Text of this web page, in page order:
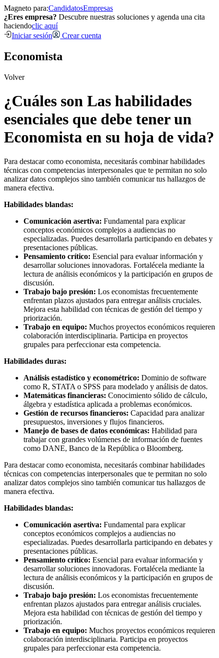
Magneto para:CandidatosEmpresas
¿Eres empresa? Descubre nuestras soluciones y agenda una cita
haciendoclic aquí
Iniciar sesión
Crear cuenta
Economista
Volver
¿Cuáles son Las habilidades
esenciales que debe tener un
Economista en su hoja de vida?
Para destacar como economista, necesitarás combinar habilidades
técnicas con competencias interpersonales que te permitan no solo
analizar datos complejos sino también comunicar tus hallazgos de
manera efectiva.
Habilidades blandas:
Comunicación asertiva: Fundamental para explicar
conceptos económicos complejos a audiencias no
especializadas. Puedes desarrollarla participando en debates y
presentaciones públicas.
Pensamiento crítico: Esencial para evaluar información y
desarrollar soluciones innovadoras. Fortalécela mediante la
lectura de análisis económicos y la participación en grupos de
discusión.
Trabajo bajo presión: Los economistas frecuentemente
enfrentan plazos ajustados para entregar análisis cruciales.
Mejora esta habilidad con técnicas de gestión del tiempo y
priorización.
Trabajo en equipo: Muchos proyectos económicos requieren
colaboración interdisciplinaria. Participa en proyectos
grupales para perfeccionar esta competencia.
Habilidades duras:
Análisis estadístico y econométrico: Dominio de software
como R, STATA o SPSS para modelado y análisis de datos.
Matemáticas financieras: Conocimiento sólido de cálculo,
álgebra y estadística aplicada a problemas económicos.
Gestión de recursos financieros: Capacidad para analizar
presupuestos, inversiones y flujos financieros.
Manejo de bases de datos económicas: Habilidad para
trabajar con grandes volúmenes de información de fuentes
como DANE, Banco de la República o Bloomberg.
Para destacar como economista, necesitarás combinar habilidades
técnicas con competencias interpersonales que te permitan no solo
analizar datos complejos sino también comunicar tus hallazgos de
manera efectiva.
Habilidades blandas:
Comunicación asertiva: Fundamental para explicar
conceptos económicos complejos a audiencias no
especializadas. Puedes desarrollarla participando en debates y
presentaciones públicas.
Pensamiento crítico: Esencial para evaluar información y
desarrollar soluciones innovadoras. Fortalécela mediante la
lectura de análisis económicos y la participación en grupos de
discusión.
Trabajo bajo presión: Los economistas frecuentemente
enfrentan plazos ajustados para entregar análisis cruciales.
Mejora esta habilidad con técnicas de gestión del tiempo y
priorización.
Trabajo en equipo: Muchos proyectos económicos requieren
colaboración interdisciplinaria. Participa en proyectos
grupales para perfeccionar esta competencia.